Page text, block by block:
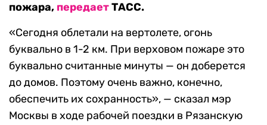
пожара, передаетТАСС.
«Сегодня облетали на вертолете, огонь
буквально в 1-2 км. При верховом пожаре это
буквально считанные минуты — он доберется
до домов. Поэтому очень важно, конечно,
обеспечить их сохранность», — сказал мэр
Москвы в ходе рабочей поездки в Рязанскую